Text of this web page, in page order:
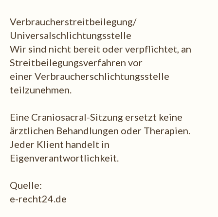
Verbraucherstreitbeilegung/
Universalschlichtungsstelle
Wir sind nicht bereit oder verpflichtet, an
Streitbeilegungsverfahren vor
einer Verbraucherschlichtungsstelle
teilzunehmen.
Eine Craniosacral-Sitzung ersetzt keine
ärztlichen Behandlungen oder Therapien.
Jeder Klient handelt in
Eigenverantwortlichkeit.
Quelle:
e-recht24.de